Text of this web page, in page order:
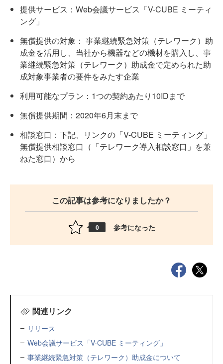
提供サービス：Web会議サービス「V-CUBE ミーティ
ング」
無償提供の対象： 事業継続緊急対策（テレワーク）助
成金を活用し、当社から機器などの機材を購入し、事
業継続緊急対策（テレワーク）助成金で定められた助
成対象事業者の要件をみたす企業
利用可能なプラン：1つの契約あたり10IDまで
無償提供期間：2020年6月末まで
相談窓口：下記、リンクの「V-CUBE ミーティング」
無償提供相談窓口（「テレワーク導入相談窓口」を兼
ねた窓口）から
この記事は参考になりましたか？
0 参考になった
関連リンク
リリース
Web会議サービス「V-CUBE ミーティング」
事業継続緊急対策（テレワーク）助成金について